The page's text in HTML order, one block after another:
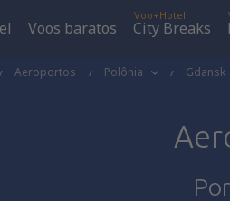
Voos baratos
Voo+Hotel
City Breaks
Aeroportos Polônia Gdansk